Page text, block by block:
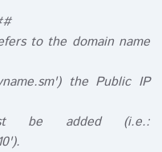
to the domain name
the Public IP
be added (i.e.: